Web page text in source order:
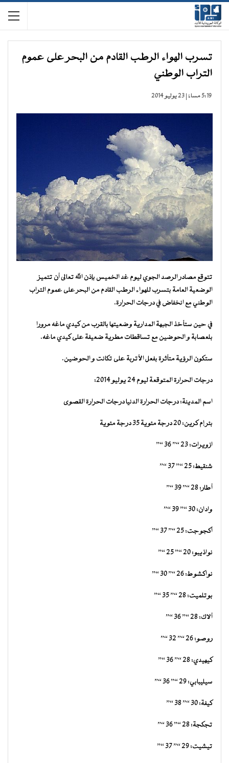
تسرب الهواء الرطب القادم من البحر على عموم
التراب الوطني
5:19 مساءً | 23 يوليو 2014
تتوقع مصادر الرصد الجوي ليوم غد الخميس بإذن الله تعالى أن تتميز
الوضعية العامة بتسرب للهواء الرطب القادم من البحر على عموم التراب
الوطني مع انخفاض في درجات الحرارة.
في حين ستأخذ الجبهة المدارية وضعيتها بالقرب من كيدي ماغه مرورا
بلعصابة و الحوضين مع تساقطات مطرية ضعيفة على كيدي ماغه.
ستكون الرؤية متأثرة بفعل الأتربة على تكانت و الحوضين.
درجات الحرارة المتوقعة ليوم 24 يوليو 2014:
اسم المدينة: درجات الحرارة الدنيا درجات الحرارة القصوى
بئر إم كرين: 20 درجة مئوية 35 درجة مئوية
ازويرات: 23 “” 36 “”
شنقيط: 25 “” 37 “”
أطار: 28 “” 39 “”
وادان: 30 “” 39 “”
أكجوجت: 25 “” 37 “”
نواذيبو: 20 “” 25 “”
نواكشوط: 26 “” 30 “”
بوتلميت: 28 “” 35 “”
ألاك: 28 “” 36 “”
روصو: 26 “” 32 “”
كيهيدي: 28 “” 36 “”
سيليبابي: 29 “” 36 “”
كيفة: 30 “” 38 “”
تجكجة: 28 “” 36 “”
تيشيت: 29 “” 37 “”